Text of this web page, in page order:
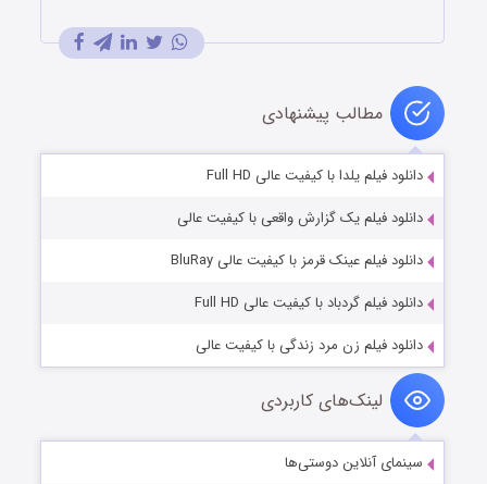
مطالب پیشنهادی
دانلود فیلم یلدا با کیفیت عالی Full HD
دانلود فیلم یک گزارش واقعی با کیفیت عالی
دانلود فیلم عینک قرمز با کیفیت عالی BluRay
دانلود فیلم گردباد با کیفیت عالی Full HD
دانلود فیلم زن مرد زندگی با کیفیت عالی
لینک‌های کاربردی
سینمای آنلاین دوستی‌ها